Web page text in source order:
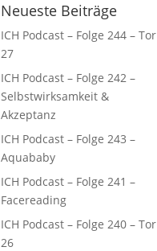
Neueste Beiträge
ICH Podcast – Folge 244 – Tor
27
ICH Podcast – Folge 242 –
Selbstwirksamkeit &
Akzeptanz
ICH Podcast – Folge 243 –
Aquababy
ICH Podcast – Folge 241 –
Facereading
ICH Podcast – Folge 240 – Tor
26